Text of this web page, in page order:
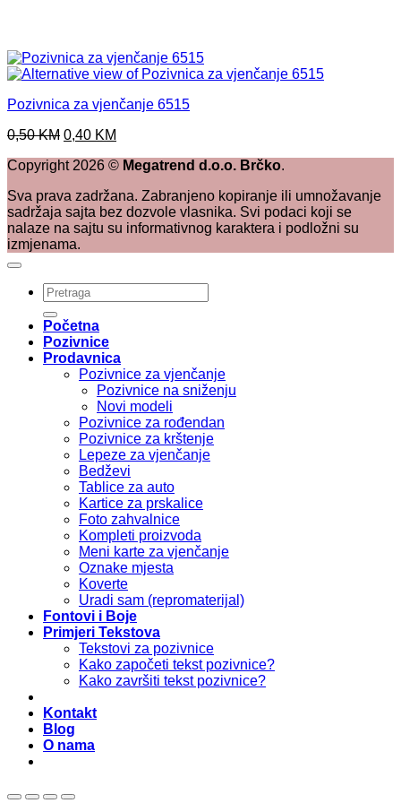
Pozivnica za vjenčanje 6515
0,50KM Original
was:
0,40 KM
is:
Copyright 2026 © Megatrend d.o.o. Brčko.
Sva prava zadržana. Zabranjeno kopiranje ili umnožavanje
sadržaja sajta bez dozvole vlasnika. Svi podaci koji se
nalaze na sajtu su informativnog karaktera i podložni su
izmjenama.
Pretraži:
Početna
Pozivnice
Prodavnica
Pozivnice za vjenčanje
Pozivnice na sniženju
Novi modeli
Pozivnice za rođendan
Pozivnice za krštenje
Lepeze za vjenčanje
Bedževi
Tablice za auto
Kartice za prskalice
Foto zahvalnice
Kompleti proizvoda
Meni karte za vjenčanje
Oznake mjesta
Koverte
Uradi sam (repromaterijal)
Fontovi i Boje
Primjeri Tekstova
Tekstovi za pozivnice
Kako započeti tekst pozivnice?
Kako završiti tekst pozivnice?
Kontakt
Blog
O nama